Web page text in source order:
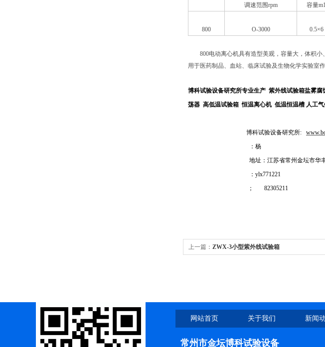
调速范围rpm
容量m1
800 O-3000 0.5×6
800电动离心机具有造型美观，容量大，体积小
用于医药制品、血站、临床试验及生物化学实验室
博科试验设备研究所专业生产 紫外线试验箱盐雾腐
荡器 高低温试验箱 恒温离心机 低温恒温槽 人工
博科试验设备研究所:
：杨
地址：江苏省常州金坛市华丰
： ylx771221
； 82305211
上一篇： ZWX-3小型紫外线试验箱
网站首页 关于我们 新闻
联系我们
常州市金坛博科试验设备